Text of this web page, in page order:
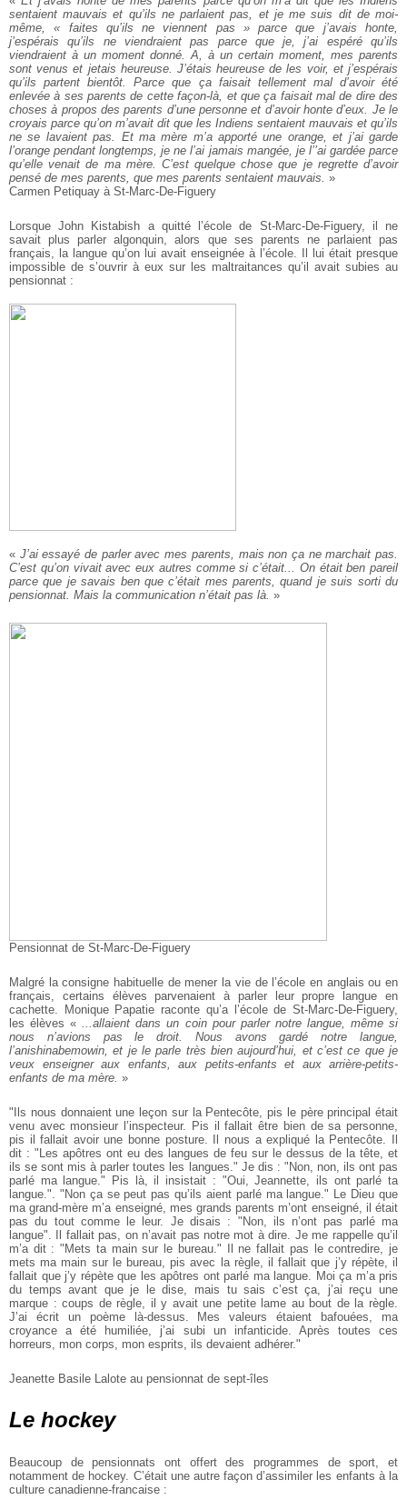
sentaient mauvais et qu’ils ne parlaient pas, et je me suis dit de moi-
même, « faites qu’ils ne viennent pas » parce que j’avais honte,
j’espérais qu’ils ne viendraient pas parce que je, j’ai espéré qu’ils
viendraient à un moment donné. A, à un certain moment, mes parents
sont venus et jetais heureuse. J’étais heureuse de les voir, et j’espérais
qu’ils partent bientôt. Parce que ça faisait tellement mal d’avoir été
enlevée à ses parents de cette façon-là, et que ça faisait mal de dire des
choses à propos des parents d’une personne et d’avoir honte d’eux. Je le
croyais parce qu’on m’avait dit que les Indiens sentaient mauvais et qu’ils
ne se lavaient pas. Et ma mère m’a apporté une orange, et j’ai garde
l’orange pendant longtemps, je ne l’ai jamais mangée, je l’’ai gardée parce
qu’elle venait de ma mère. C’est quelque chose que je regrette d’avoir
pensé de mes parents, que mes parents sentaient mauvais. »
Carmen Petiquay à St-Marc-De-Figuery
Lorsque John Kistabish a quitté l’école de St-Marc-De-Figuery, il ne
savait plus parler algonquin, alors que ses parents ne parlaient pas
français, la langue qu’on lui avait enseignée à l’école. Il lui était presque
impossible de s’ouvrir à eux sur les maltraitances qu’il avait subies au
pensionnat :
« J’ai essayé de parler avec mes parents, mais non ça ne marchait pas.
C’est qu’on vivait avec eux autres comme si c’était... On était ben pareil
parce que je savais ben que c’était mes parents, quand je suis sorti du
pensionnat. Mais la communication n’était pas là. »
Pensionnat de St-Marc-De-Figuery
Malgré la consigne habituelle de mener la vie de l’école en anglais ou en
français, certains élèves parvenaient à parler leur propre langue en
cachette. Monique Papatie raconte qu’a l’école de St-Marc-De-Figuery,
les élèves «
...allaient dans un coin pour parler notre langue, même si
nous n’avions pas le droit. Nous avons gardé notre langue,
l’anishinabemowin, et je le parle très bien aujourd’hui, et c’est ce que je
veux enseigner aux enfants, aux petits-enfants et aux arrière-petits-
enfants de ma mère. »
"Ils nous donnaient une leçon sur la Pentecôte, pis le père principal était
venu avec monsieur l’inspecteur. Pis il fallait être bien de sa personne,
pis il fallait avoir une bonne posture. Il nous a expliqué la Pentecôte. Il
dit : "Les apôtres ont eu des langues de feu sur le dessus de la tête, et
ils se sont mis à parler toutes les langues." Je dis : "Non, non, ils ont pas
parlé ma langue." Pis là, il insistait : "Oui, Jeannette, ils ont parlé ta
langue.". "Non ça se peut pas qu’ils aient parlé ma langue." Le Dieu que
ma grand-mère m’a enseigné, mes grands parents m’ont enseigné, il était
pas du tout comme le leur. Je disais : "Non, ils n’ont pas parlé ma
langue". Il fallait pas, on n’avait pas notre mot à dire. Je me rappelle qu’il
m’a dit : "Mets ta main sur le bureau." Il ne fallait pas le contredire, je
mets ma main sur le bureau, pis avec la règle, il fallait que j’y répète, il
fallait que j’y répète que les apôtres ont parlé ma langue. Moi ça m’a pris
du temps avant que je le dise, mais tu sais c’est ça, j’ai reçu une
marque : coups de règle, il y avait une petite lame au bout de la règle.
J’ai écrit un poème là-dessus. Mes valeurs étaient bafouées, ma
croyance a été humiliée, j’ai subi un infanticide. Après toutes ces
horreurs, mon corps, mon esprits, ils devaient adhérer."
Jeanette Basile Lalote au pensionnat de sept-îles
Le hockey
Beaucoup de pensionnats ont offert des programmes de sport, et
notamment de hockey. C’était une autre façon d’assimiler les enfants à la
culture canadienne-francaise :